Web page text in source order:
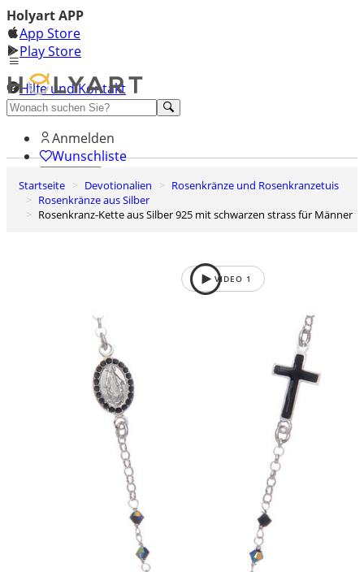
Holyart APP
App Store
Play Store
Hilfe und Kontakt
Entdecken Sie Premium
Anmelden
Wunschliste
0
Warenkorb
Startseite Devotionalien
Rosenkränze und Rosenkranzetuis
Rosenkränze aus Silber
Rosenkranz-Kette aus Silber 925 mit schwarzen strass für Männer
VIDEO 1